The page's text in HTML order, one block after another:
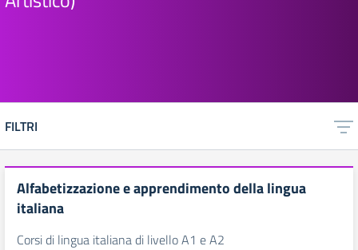
FILTRI
Alfabetizzazione e apprendimento della lingua
italiana
Corsi di lingua italiana di livello A1 e A2